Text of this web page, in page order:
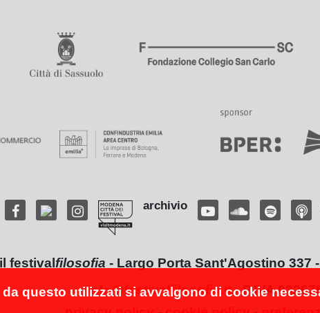
archivio
festivalfilosofia - Largo Porta Sant'Agostino 337
info@festivalfilosofia.it- P.IVA
questo utilizzati si avvalgono di cookie